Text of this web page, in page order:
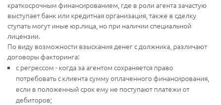
краткосрочным финансированием, где в роли агента зачастую
выступает банк или кредитная организация, также в сделку
ступать могут иные юр.лица, но при наличии специальной
лицензии.
По виду возможности взыскания денег с должника, различают
договоры факторинга:
с регрессом - когда за агентом сохраняется право
потребовать с клиента сумму оплаченного финансирования,
если в положенный срок ему не поступают платежи от
дебиторов;